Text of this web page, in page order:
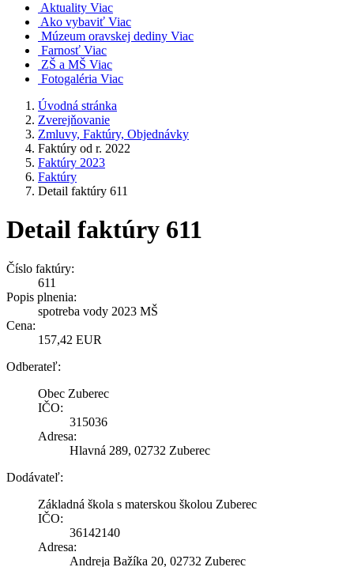
Aktuality Viac
Ako vybaviť Viac
Múzeum oravskej dediny Viac
Farnosť Viac
ZŠ a MŠ Viac
Fotogaléria Viac
Úvodná stránka
Zverejňovanie
Zmluvy, Faktúry, Objednávky
Faktúry od r. 2022
Faktúry 2023
Faktúry
Detail faktúry 611
Detail faktúry 611
Číslo faktúry:
611
Popis plnenia:
spotreba vody 2023 MŠ
Cena:
157,42 EUR
Odberateľ:
Obec Zuberec
IČO:
315036
Adresa:
Hlavná 289, 02732 Zuberec
Dodávateľ:
Základná škola s materskou školou Zuberec
IČO:
36142140
Adresa:
Andreja Bažíka 20, 02732 Zuberec